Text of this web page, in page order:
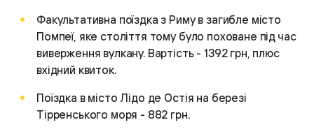
Факультативна поїздка з Риму в загибле місто
Помпеї, яке століття тому було поховане під час
виверження вулкану. Вартість - 1392 грн, плюс
вхідний квиток.
Поїздка в місто Лідо де Остія на березі
Тірренського моря - 882 грн.